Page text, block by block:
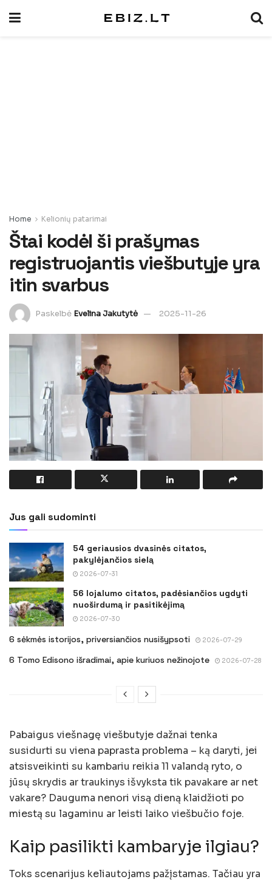
Home Kelionių patarimai
Štai kodėl ši prašymas
registruojantis viešbutyje yra
itin svarbus
Paskelbė Evelina Jakutytė 2025-11-26
Jus gali sudominti
54 geriausios dvasinės citatos,
pakylėjančios sielą
2026-07-31
56 lojalumo citatos, padėsiančios ugdyti
nuoširdumą ir pasitikėjimą
2026-07-30
6 sėkmės istorijos, priversiančios nusišypsoti 2026-07-29
6 Tomo Edisono išradimai, apie kuriuos nežinojote 2026-07-28
Pabaigus viešnagę viešbutyje dažnai tenka
susidurti su viena paprasta problema – ką daryti, jei
atsisveikinti su kambariu reikia 11 valandą ryto, o
jūsų skrydis ar traukinys išvyksta tik pavakare ar net
vakare? Dauguma nenori visą dieną klaidžioti po
miestą su lagaminu ar leisti laiko viešbučio foje.
Kaip pasilikti kambaryje ilgiau?
Toks scenarijus keliautojams pažįstamas. Tačiau yra